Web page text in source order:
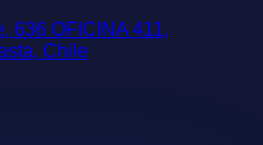
636 OFICINA 411,
Chile